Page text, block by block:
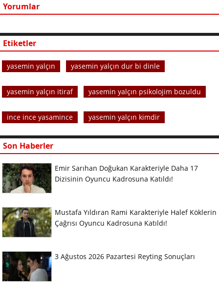
Yorumlar
Etiketler
yasemin yalçın yasemin yalçın dur bi dinle
yasemin yalçın itiraf yasemin yalçın psikolojim bozuldu
ince ince yasamince yasemin yalçın kimdir
Son Haberler
Emir Sarıhan Doğukan Karakteriyle Daha 17
Dizisinin Oyuncu Kadrosuna Katıldı!
Mustafa Yıldıran Rami Karakteriyle Halef Köklerin
Çağrısı Oyuncu Kadrosuna Katıldı!
3 Ağustos 2026 Pazartesi Reyting Sonuçları